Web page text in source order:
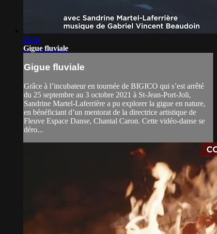
05:54
Gigue fluviale
Gigue fluviale
Grâce à l’incubateur en tournée de BIGICO qui s’est arrêté
du 25 septembre au 3 octobre 2021 à St-Jean-Port-Joli,
Sandrine Martel-Laferrière a pu explorer la gigue en nature,
en bénéficiant d’un mentorat de la directrice artistique de
Fleuve Espace Danse, Chantal Caron. Cette vidéo-danse se
déro...